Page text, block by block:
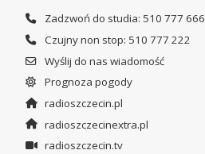
Zadzwoń do studia: 510 777 666
Czujny non stop: 510 777 222
Wyślij do nas wiadomość
Prognoza pogody
radioszczecin.pl
radioszczecinextra.pl
radioszczecin.tv